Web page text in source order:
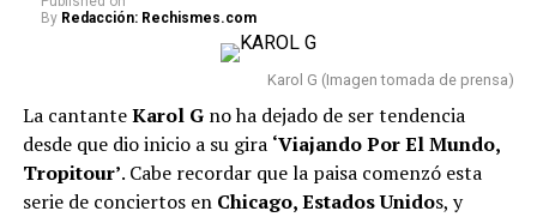
las presuntas víctimas que acusan al periodista
A continuación, presentamos el top 10 de las
canciones más escuchadasen el país y que
actualmente ocupan las primeras posiciones en dicho
listado:
By Redacción: Rechismes.com
Karol G (Imagen tomada de prensa)
La cantanteKarol Gno ha dejado de ser tendencia
desde que dio inicio a su gira ‘Viajando Por El Mundo,
Tropitour’. Cabe recordar que la paisa comenzó esta
serie de conciertos enChicago, Estados Unidos, y